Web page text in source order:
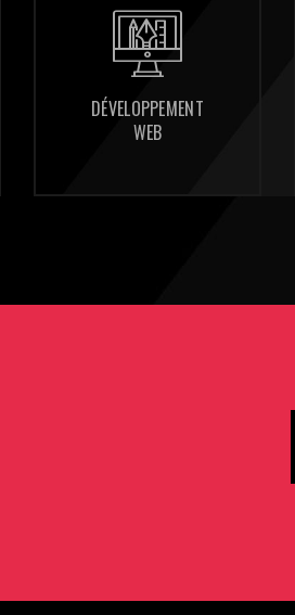
DÉVELOPPEMENT
DÉVELOPPEMENT